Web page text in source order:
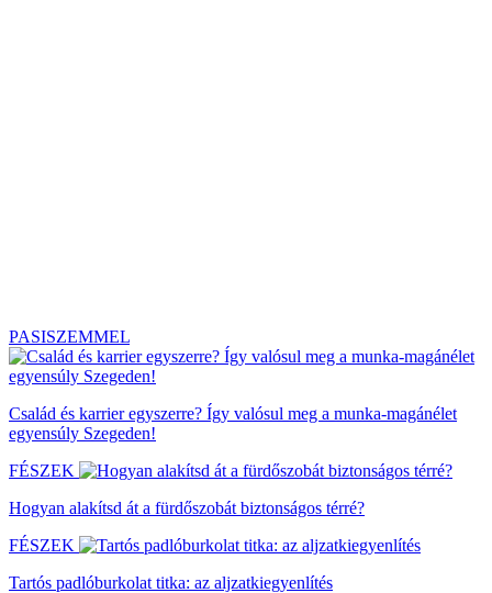
PASISZEMMEL
Család és karrier egyszerre? Így valósul meg a munka-magánélet
egyensúly Szegeden!
FÉSZEK
Hogyan alakítsd át a fürdőszobát biztonságos térré?
FÉSZEK
Tartós padlóburkolat titka: az aljzatkiegyenlítés